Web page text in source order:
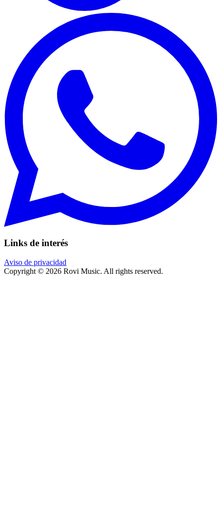
Links de interés
Aviso de privacidad
Copyright © 2026 Rovi Music. All rights reserved.